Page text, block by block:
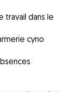
travail dans le
cyno